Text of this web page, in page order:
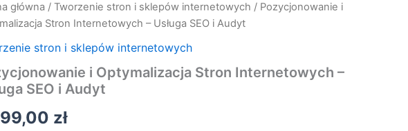
główna / Tworzenie stron i sklepów internetowych / Pozycjonowanie i
Stron Internetowych – Usługa SEO i Audyt
stron i sklepów internetowych
i Optymalizacja Stron Internetowych –
SEO i Audyt
zł